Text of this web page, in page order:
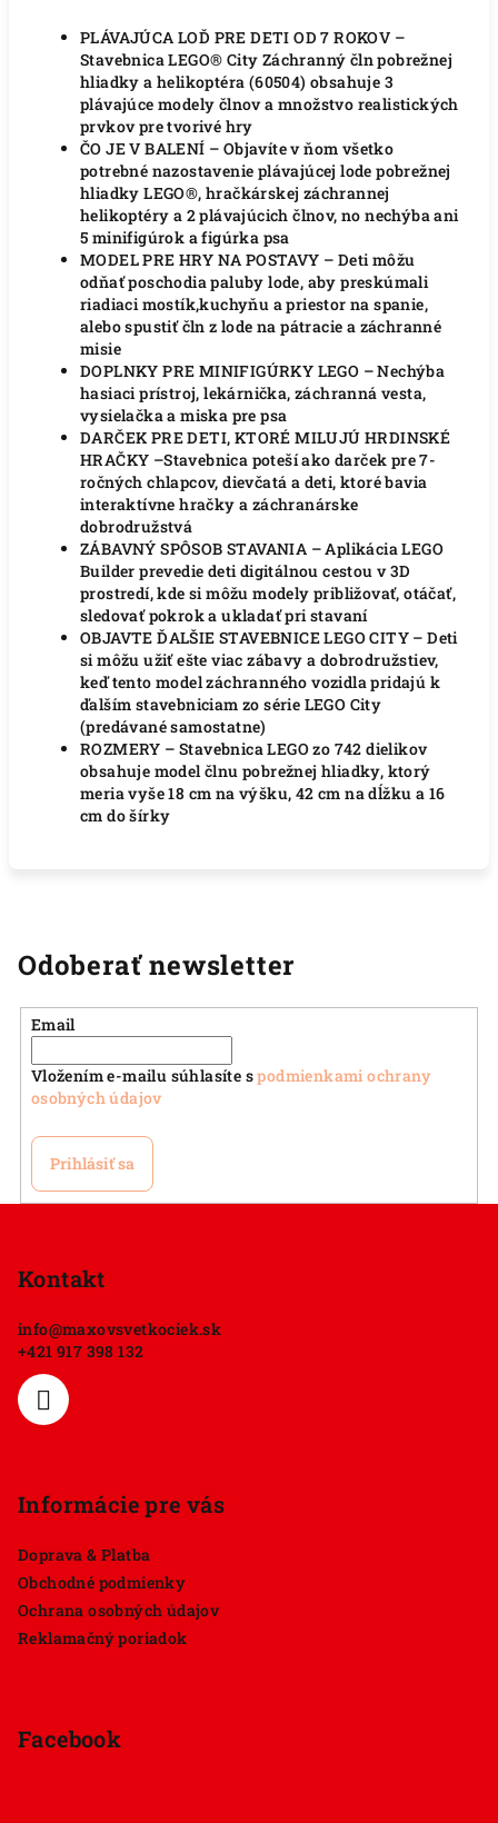
PLÁVAJÚCA LOĎ PRE DETI OD 7 ROKOV –
Stavebnica LEGO® City Záchranný čln pobrežnej
hliadky a helikoptéra (60504) obsahuje 3
plávajúce modely člnov a množstvo realistických
prvkov pre tvorivé hry
ČO JE V BALENÍ – Objavíte v ňom všetko
potrebné nazostavenie plávajúcej lode pobrežnej
hliadky LEGO®, hračkárskej záchrannej
helikoptéry a 2 plávajúcich člnov, no nechýba ani
5 minifigúrok a figúrka psa
MODEL PRE HRY NA POSTAVY – Deti môžu
odňať poschodia paluby lode, aby preskúmali
riadiaci mostík,kuchyňu a priestor na spanie,
alebo spustiť čln z lode na pátracie a záchranné
misie
DOPLNKY PRE MINIFIGÚRKY LEGO – Nechýba
hasiaci prístroj, lekárnička, záchranná vesta,
vysielačka a miska pre psa
DARČEK PRE DETI, KTORÉ MILUJÚ HRDINSKÉ
HRAČKY –Stavebnica poteší ako darček pre 7-
ročných chlapcov, dievčatá a deti, ktoré bavia
interaktívne hračky a záchranárske
dobrodružstvá
ZÁBAVNÝ SPÔSOB STAVANIA – Aplikácia LEGO
Builder prevedie deti digitálnou cestou v 3D
prostredí, kde si môžu modely približovať, otáčať,
sledovať pokrok a ukladať pri stavaní
OBJAVTE ĎALŠIE STAVEBNICE LEGO CITY – Deti
si môžu užiť ešte viac zábavy a dobrodružstiev,
keď tento model záchranného vozidla pridajú k
ďalším stavebniciam zo série LEGO City
(predávané samostatne)
ROZMERY – Stavebnica LEGO zo 742 dielikov
obsahuje model člnu pobrežnej hliadky, ktorý
meria vyše 18 cm na výšku, 42 cm na dĺžku a 16
cm do šírky
Odoberať newsletter
Email
Vložením e-mailu súhlasíte spodmienkami ochrany
osobných údajov
Prihlásiť sa
Kontakt
info@maxovsvetkociek.sk
+421 917 398 132
Informácie pre vás
Doprava & Platba
Obchodné podmienky
Ochrana osobných údajov
Reklamačný poriadok
Facebook